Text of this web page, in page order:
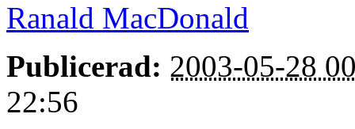
Ranald MacDonald
Publicerad: 2003-05-28
22:56